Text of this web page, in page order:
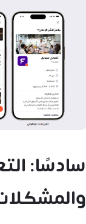
سادسًا: